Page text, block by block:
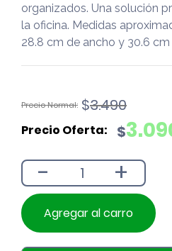
organizados. Una solución
la oficina. Medidas
28.8 cm de ancho y 30.6
$3.490
El
original
$3.490.
$
El
actual
$3.090.
- +
Agregar al carro